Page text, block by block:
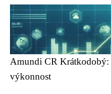
Amundi CR Krátkodobý:
výkonnost